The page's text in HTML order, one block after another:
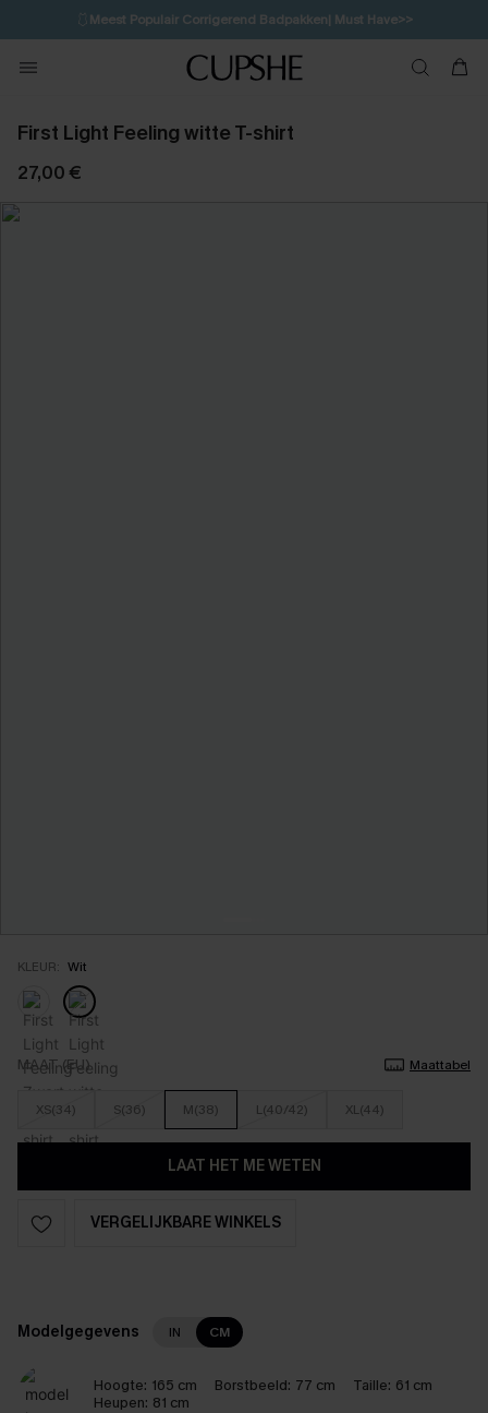
🩱Meest Populair Corrigerend Badpakken| Must Have>>
💌Abonneer je & ontvang tot 15% korting>>
Koop 3, krijg 15% korting | CODE: SW15
First Light Feeling witte T-shirt
27,00 €
KLEUR: Wit
MAAT (EU) Maattabel
XS(34) S(36) M(38) L(40/42) XL(44)
LAAT HET ME WETEN
VERGELIJKBARE WINKELS
Modelgegevens IN CM
Hoogte: 165 cm Borstbeeld: 77 cm Taille: 61 cm
Heupen: 81 cm